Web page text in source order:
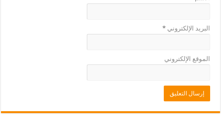
البريد الإلكتروني*
الموقع الإلكتروني